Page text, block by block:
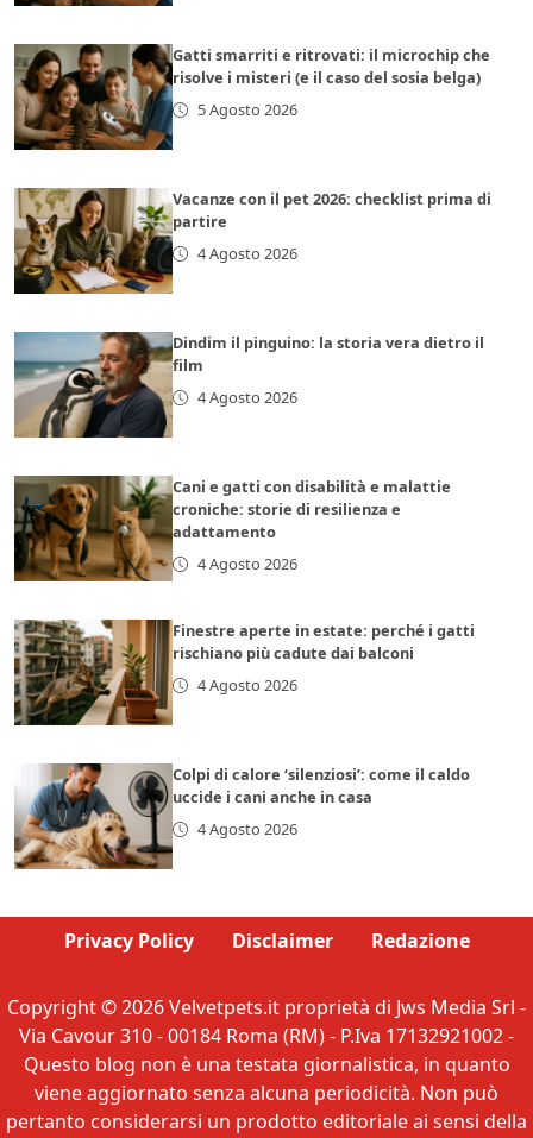
Gatti smarriti e ritrovati: il microchip che
risolve i misteri (e il caso del sosia belga)
5 Agosto 2026
Vacanze con il pet 2026: checklist prima di
partire
4 Agosto 2026
Dindim il pinguino: la storia vera dietro il
film
4 Agosto 2026
Cani e gatti con disabilità e malattie
croniche: storie di resilienza e
adattamento
4 Agosto 2026
Finestre aperte in estate: perché i gatti
rischiano più cadute dai balconi
4 Agosto 2026
Colpi di calore ‘silenziosi’: come il caldo
uccide i cani anche in casa
4 Agosto 2026
Privacy Policy Disclaimer Redazione
Copyright © 2026 Velvetpets.it proprietà di Jws Media Srl -
Via Cavour 310 - 00184 Roma (RM) - P.Iva 17132921002 -
Questo blog non è una testata giornalistica, in quanto
viene aggiornato senza alcuna periodicità. Non può
pertanto considerarsi un prodotto editoriale ai sensi della